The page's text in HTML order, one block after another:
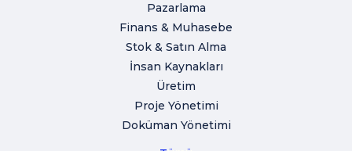
Pazarlama
Finans & Muhasebe
Stok & Satın Alma
İnsan Kaynakları
Üretim
Proje Yönetimi
Doküman Yönetimi